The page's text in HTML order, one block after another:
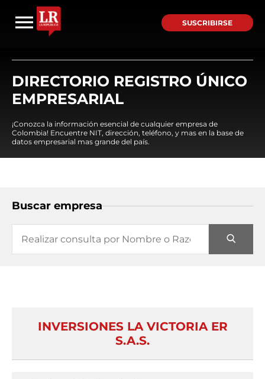
SUSCRIBIRSE
DIRECTORIO REGISTRO ÚNICO
EMPRESARIAL
¡Conozca la información esencial de cualquier empresa de
Colombia! Encuentre NIT, dirección, teléfono, y mas en la base de
datos empresarial mas grande del país.
Buscar empresa
INVERSIONES LA VICTORIA ER
S.A.S.